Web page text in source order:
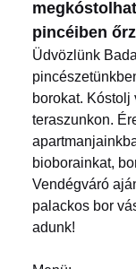
pincéiben
Üdvözlünk
borokat.
teraszunkon.
bioborainkat,
Vendégváró
palackos bor
adunk!